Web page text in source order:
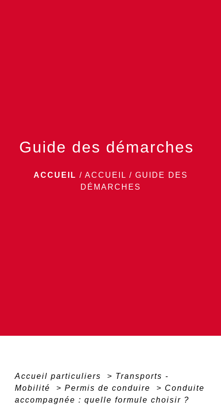
Guide des démarches
ACCUEIL / ACCUEIL / GUIDE DES
DÉMARCHES
Accueil particuliers > Transports -
Mobilité
> Permis de conduire > Conduite
accompagnée : quelle formule choisir ?